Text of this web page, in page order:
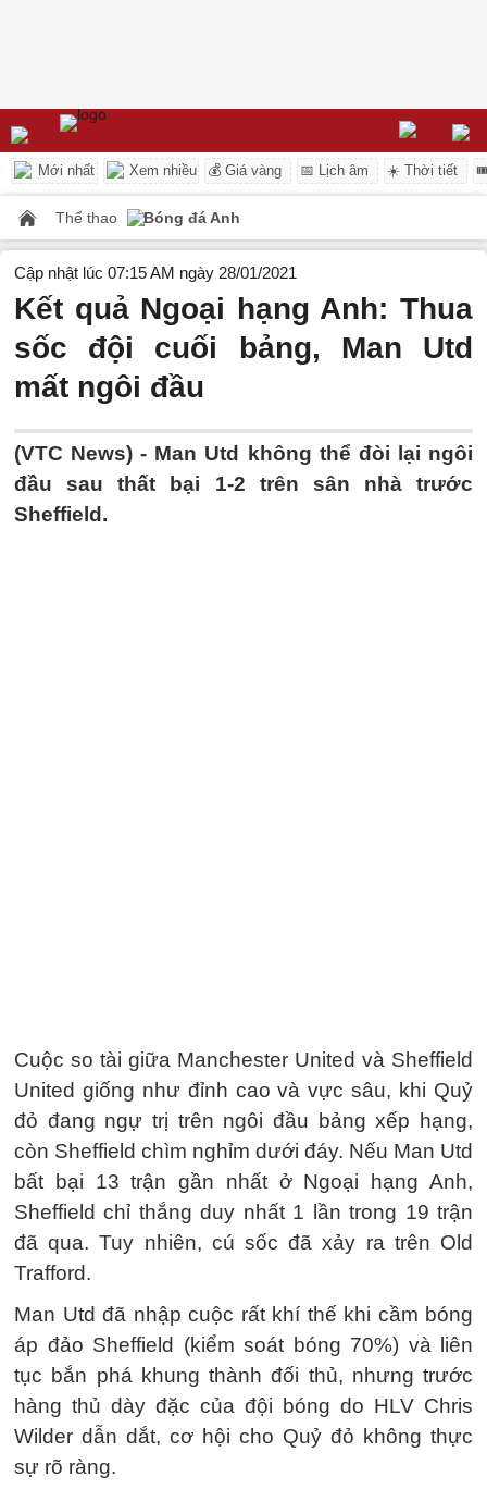
Mới nhất Xem nhiều 💰 Giá vàng 📅 Lịch âm ☀️ Thời tiết
Thể thao Bóng đá Anh
Cập nhật lúc 07:15 AM ngày 28/01/2021
Kết quả Ngoại hạng Anh: Thua
sốc đội cuối bảng, Man Utd
mất ngôi đầu
(VTC News) - Man Utd không thể đòi lại ngôi
đầu sau thất bại 1-2 trên sân nhà trước
Sheffield.
Cuộc so tài giữa Manchester United và Sheffield
United giống như đỉnh cao và vực sâu, khi Quỷ
đỏ đang ngự trị trên ngôi đầu bảng xếp hạng,
còn Sheffield chìm nghỉm dưới đáy. Nếu Man Utd
bất bại 13 trận gần nhất ở Ngoại hạng Anh,
Sheffield chỉ thắng duy nhất 1 lần trong 19 trận
đã qua. Tuy nhiên, cú sốc đã xảy ra trên Old
Trafford.
Man Utd đã nhập cuộc rất khí thế khi cầm bóng
áp đảo Sheffield (kiểm soát bóng 70%) và liên
tục bắn phá khung thành đối thủ, nhưng trước
hàng thủ dày đặc của đội bóng do HLV Chris
Wilder dẫn dắt, cơ hội cho Quỷ đỏ không thực
sự rõ ràng.